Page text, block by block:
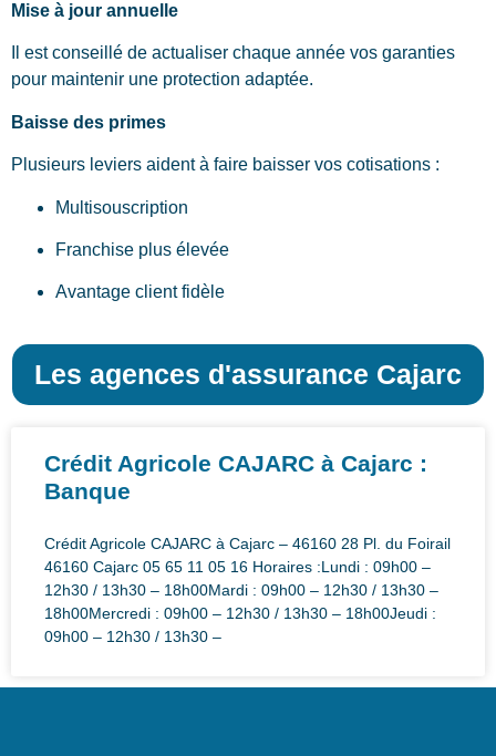
Mise à jour annuelle
Il est conseillé de actualiser chaque année vos garanties
pour maintenir une protection adaptée.
Baisse des primes
Plusieurs leviers aident à faire baisser vos cotisations :
Multisouscription
Franchise plus élevée
Avantage client fidèle
Les agences d'assurance Cajarc
Crédit Agricole CAJARC à Cajarc :
Banque
Crédit Agricole CAJARC à Cajarc – 46160 28 Pl. du Foirail
46160 Cajarc 05 65 11 05 16 Horaires :Lundi : 09h00 –
12h30 / 13h30 – 18h00Mardi : 09h00 – 12h30 / 13h30 –
18h00Mercredi : 09h00 – 12h30 / 13h30 – 18h00Jeudi :
09h00 – 12h30 / 13h30 –